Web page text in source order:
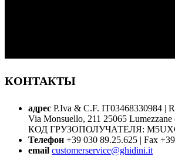
КОНТАКТЫ
адрес P.Iva & C.F. IT03468330984 |
Via Monsuello, 211 25065
КОД ГРУЗОПОЛУЧАТЕЛЯ:
Телефон +39 030 89.25.625 | Fax
email customerservice@ghidini.it